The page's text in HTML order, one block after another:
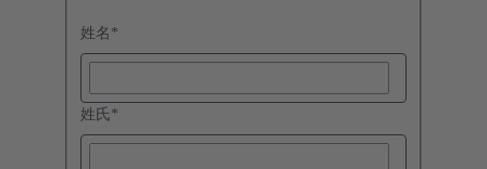
姓名 *
姓氏*